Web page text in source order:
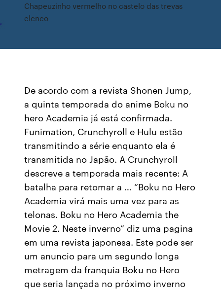
Chapeuzinho vermelho no castelo das trevas
elenco
De acordo com a revista Shonen Jump,
a quinta temporada do anime Boku no
hero Academia já está confirmada.
Funimation, Crunchyroll e Hulu estão
transmitindo a série enquanto ela é
transmitida no Japão. A Crunchyroll
descreve a temporada mais recente: A
batalha para retomar a … “Boku no Hero
Academia virá mais uma vez para as
telonas. Boku no Hero Academia the
Movie 2. Neste inverno” diz uma pagina
em uma revista japonesa. Este pode ser
um anuncio para um segundo longa
metragem da franquia Boku no Hero
que seria lançada no próximo inverno